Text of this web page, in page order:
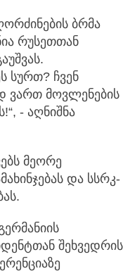
ბრმა
რუსეთთან
სურთ? ჩვენ
ვართ მოვლენების
- აღნიშნა
მეორე
და სსრკ-
შეხვედრის